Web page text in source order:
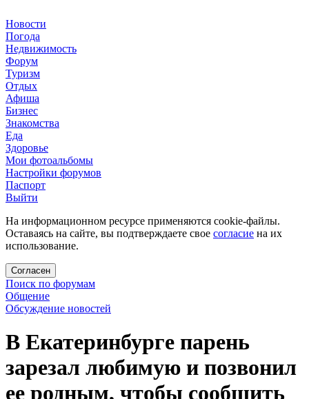
Новости
Погода
Недвижимость
Форум
Туризм
Отдых
Афиша
Бизнес
Знакомства
Еда
Здоровье
Мои фотоальбомы
Настройки форумов
Паспорт
Выйти
На информационном ресурсе применяются cookie-файлы.
Оставаясь на сайте, вы подтверждаете свое согласие на их
использование.
Согласен
Поиск по форумам
Общение
Обсуждение новостей
В Екатеринбурге парень
зарезал любимую и позвонил
ее родным, чтобы сообщить